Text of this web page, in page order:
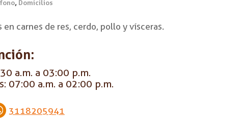
, Domicilios
en carnes de res, cerdo, pollo y vísceras.
a.m. a 03:00 p.m.
07:00 a.m. a 02:00 p.m.
3118205941